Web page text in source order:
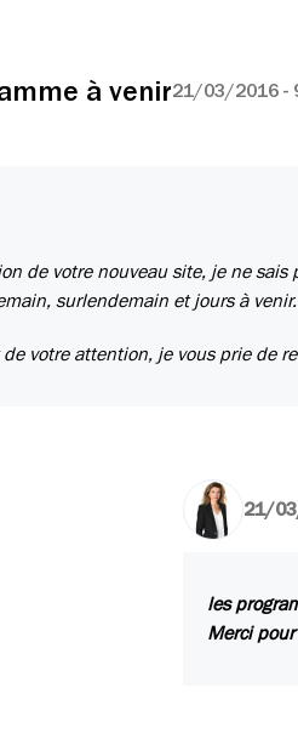
à venir21/03/2016 -
de votre nouveau site, je ne
surlendemain et jours à
de votre attention, je vous prie de
21/
les
Merci